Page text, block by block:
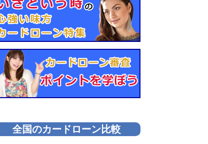
全国のカードローン比較